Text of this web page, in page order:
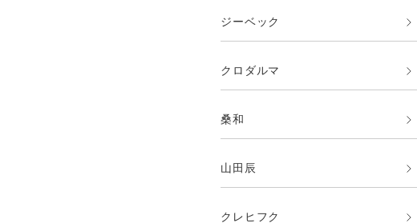
ジーベック
クロダルマ
桑和
山田辰
クレヒフク